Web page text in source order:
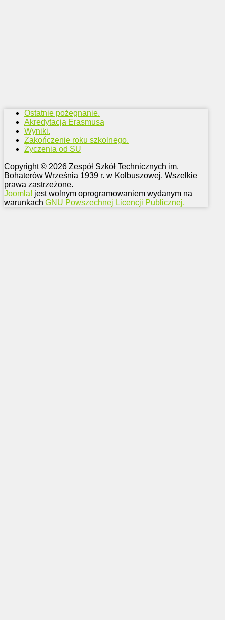
Ostatnie pożegnanie.
Akredytacja Erasmusa
Wyniki.
Zakończenie roku szkolnego.
Życzenia od SU
Copyright © 2026 Zespół Szkół Technicznych im.
Bohaterów Września 1939 r. w Kolbuszowej. Wszelkie
prawa zastrzeżone.
Joomla! jest wolnym oprogramowaniem wydanym na
warunkach GNU Powszechnej Licencji Publicznej.